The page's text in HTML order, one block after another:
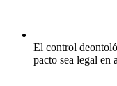
El control
pacto sea legal en